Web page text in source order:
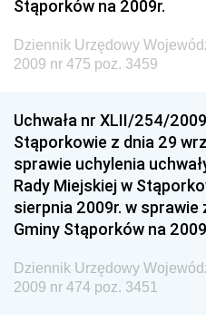
Gospodarki Żywnościowej
Dziennik Urzędowy
Społecznej
Dziennik Urzędowy
Dziennik Urzędowy
Budownictwa
Dziennik Urzędowy
Żeglugi Śródlądowej
Dziennik Urzędowy
Dziennik Urzędowy
Stąporków na 2009r.
Dziennik Urzędowy
2009 nr 475 poz. 3459
Uchwała nr XLII/254/
Stąporkowie z dnia 29
sprawie uchylenia
Rady Miejskiej w
sierpnia 2009r. w
Gminy Stąporków na
Dziennik Urzędowy
2009 nr 474 poz. 3451